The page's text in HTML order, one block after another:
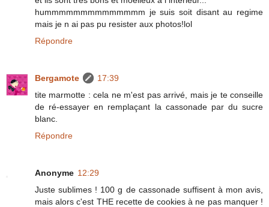
hummmmmmmmmmmmmm je suis soit disant au regime
mais je n ai pas pu resister aux photos!lol
Répondre
Bergamote
17:39
tite marmotte : cela ne m'est pas arrivé, mais je te conseille
de ré-essayer en remplaçant la cassonade par du sucre
blanc.
Répondre
Anonyme 12:29
Juste sublimes ! 100 g de cassonade suffisent à mon avis,
mais alors c'est THE recette de cookies à ne pas manquer !